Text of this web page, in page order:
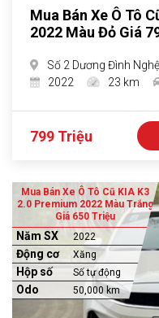
Mua Bán Xe Ô Tô
2022 Màu Đỏ Giá
Số 2 Dương Đình
2022
23 km
799 Triệu
Mua Bán Xe Ô Tô Cũ KIA K3
2.0 Premium 2022 Màu Trắng
Giá 650 Triệu
Năm SX 2022
Động cơ Xăng
Hộp số Số tự động
Odo 50,000 km